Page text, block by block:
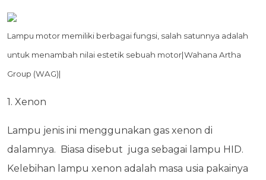
Lampu motor memiliki berbagai fungsi, salah satunnya adalah
untuk menambah nilai estetik sebuah motor|Wahana Artha
Group (WAG)|
1. Xenon
Lampu jenis ini menggunakan gas xenon di
dalamnya. Biasa disebut juga sebagai lampu HID.
Kelebihan lampu xenon adalah masa usia pakainya